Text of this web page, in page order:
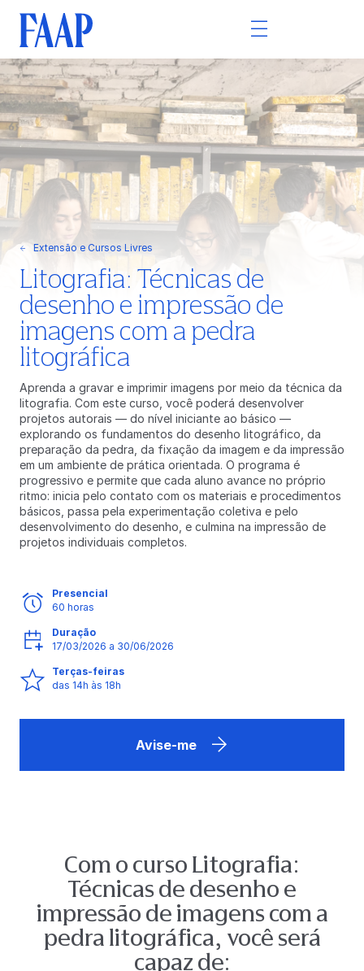
Extensão e Cursos Livres
Litografia: Técnicas de
desenho e impressão de
imagens com a pedra
litográfica
Aprenda a gravar e imprimir imagens por meio da técnica da
litografia. Com este curso, você poderá desenvolver
projetos autorais — do nível iniciante ao básico —
explorando os fundamentos do desenho litográfico, da
preparação da pedra, da fixação da imagem e da impressão
em um ambiente de prática orientada. O programa é
progressivo e permite que cada aluno avance no próprio
ritmo: inicia pelo contato com os materiais e procedimentos
básicos, passa pela experimentação coletiva e pelo
desenvolvimento do desenho, e culmina na impressão de
projetos individuais completos.
Presencial
60 horas
Duração
17/03/2026 a 30/06/2026
Terças-feiras
das 14h às 18h
Avise-me
Com o curso Litografia:
Técnicas de desenho e
impressão de imagens com a
pedra litográfica, você será
capaz de: